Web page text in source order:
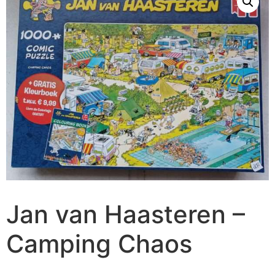
Jan van Haasteren –
Camping Chaos